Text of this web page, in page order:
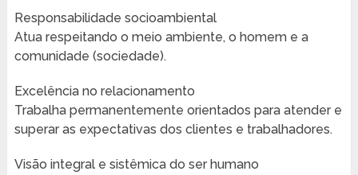
Responsabilidade socioambiental
Atua respeitando o meio ambiente, o homem e a
comunidade (sociedade).
Excelência no relacionamento
Trabalha permanentemente orientados para atender e
superar as expectativas dos clientes e trabalhadores.
Visão integral e sistêmica do ser humano